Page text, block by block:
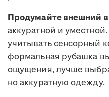
Продумайте внешний
аккуратной и
учитывать сенсорный
формальная рубашка
ощущения, лучше
но аккуратную одежду.